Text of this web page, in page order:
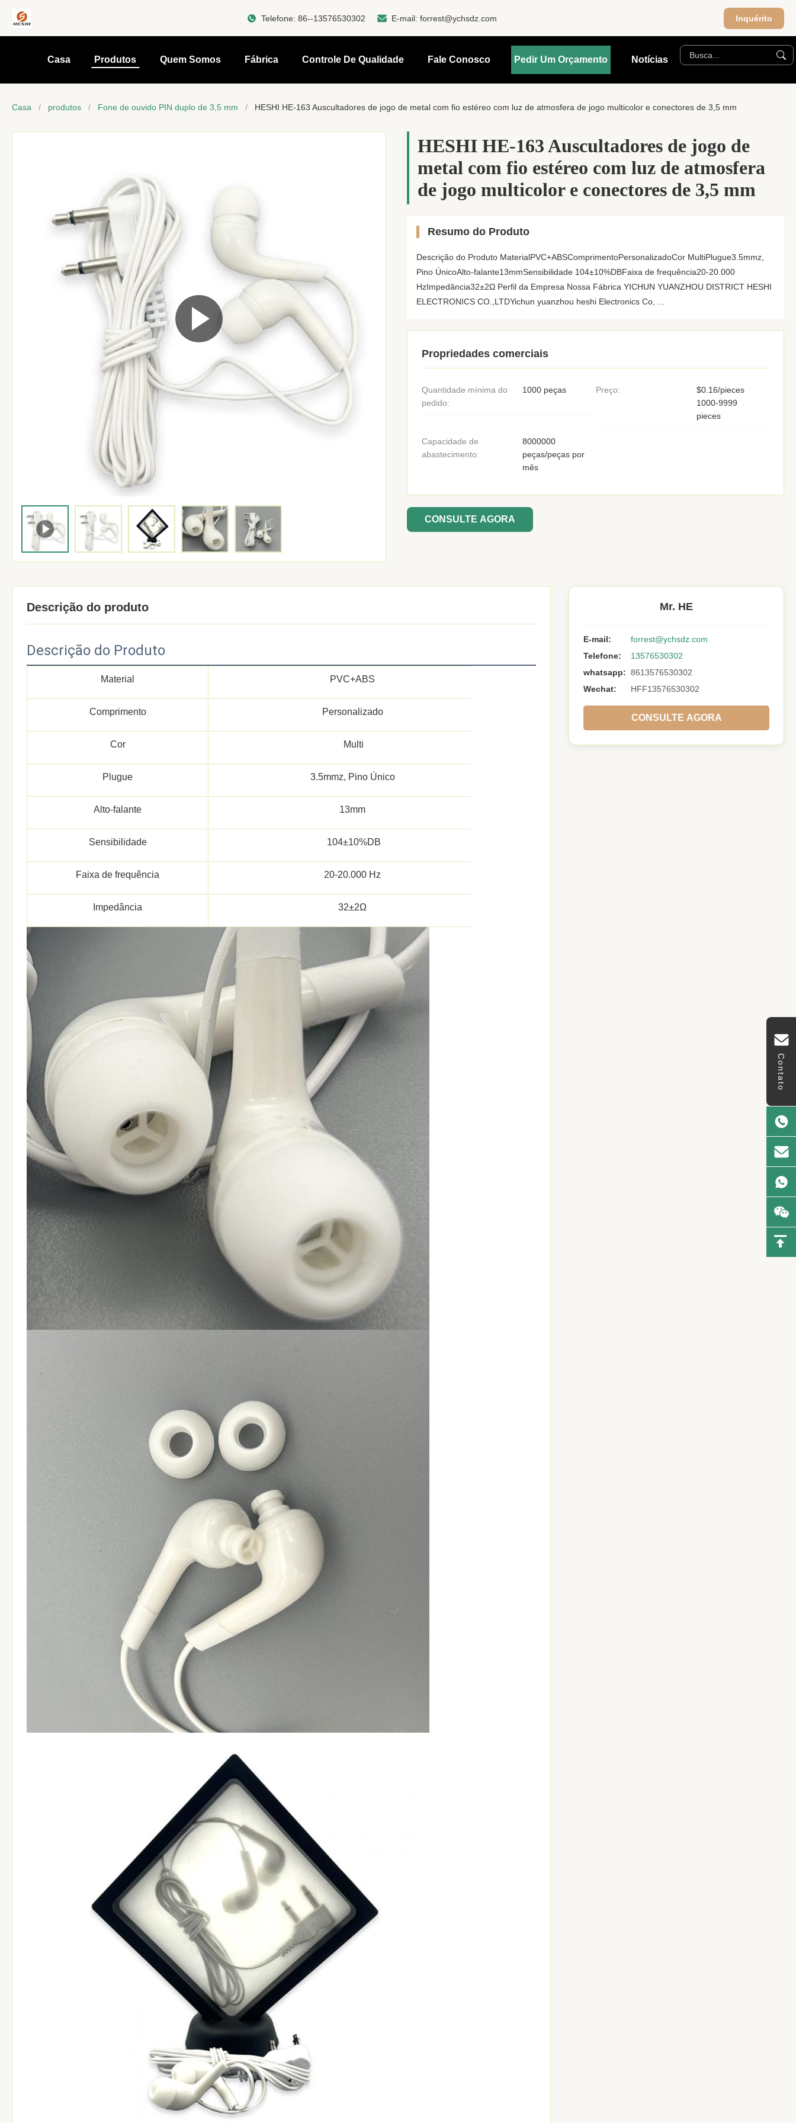
Telefone: 86--13576530302 E-mail: forrest@ychsdz.com Inquérito
Casa Produtos Quem Somos Fábrica Controle De Qualidade Fale Conosco Pedir Um Orçamento Notícias
Contato
Casa / produtos / Fone de ouvido PIN duplo de 3,5 mm / HESHI HE-163 Auscultadores de jogo de metal com fio estéreo com luz de atmosfera de jogo multicolor e conectores de 3,5 mm
HESHI HE-163 Auscultadores de jogo de
metal com fio estéreo com luz de atmosfera
de jogo multicolor e conectores de 3,5 mm
Resumo do Produto
Descrição do Produto MaterialPVC+ABSComprimentoPersonalizadoCor MultiPlugue3.5mmz,
Pino ÚnicoAlto-falante13mmSensibilidade 104±10%DBFaixa de frequência20-20.000
HzImpedância32±2Ω Perfil da Empresa Nossa Fábrica YICHUN YUANZHOU DISTRICT HESHI
ELECTRONICS CO.,LTDYichun yuanzhou heshi Electronics Co, ...
Propriedades comerciais
Quantidade mínima do
pedido:
1000 peças Preço:
$0.16/pieces
1000-9999
pieces
Capacidade de
abastecimento:
8000000
peças/peças por
mês
CONSULTE AGORA
Descrição do produto
Descrição do Produto
Material PVC+ABS
Comprimento Personalizado
Cor Multi
Plugue 3.5mmz, Pino Único
Alto-falante 13mm
Sensibilidade 104±10%DB
Faixa de frequência 20-20.000 Hz
Impedância 32±2Ω
Mr. HE
E-mail:
forrest@ychsdz.com
Telefone:
13576530302
whatsapp: 8613576530302
Wechat:
HFF13576530302
CONSULTE AGORA